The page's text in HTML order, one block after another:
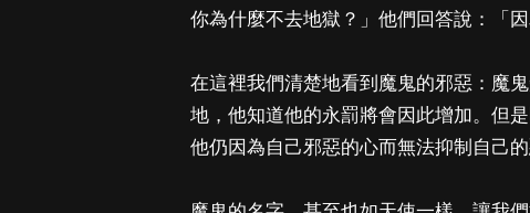
你為什麼不去地獄？」他們回答說：「
在這裡我們清楚地看到魔鬼的邪惡：魔
地，他知道他的永罰將會因此增加。但
他仍因為自己邪惡的心而無法抑制自己的